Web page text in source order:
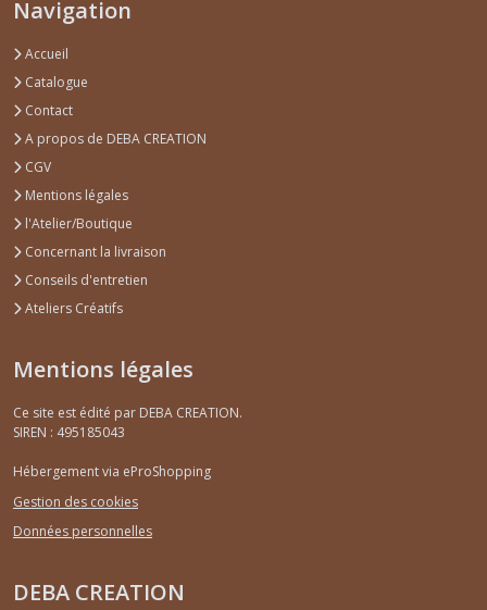
Navigation
Accueil
Catalogue
Contact
A propos de DEBA CREATION
CGV
Mentions légales
l'Atelier/Boutique
Concernant la livraison
Conseils d'entretien
Ateliers Créatifs
Mentions légales
Ce site est édité par DEBA CREATION.
SIREN : 495185043
Hébergement via eProShopping
Gestion des cookies
Données personnelles
DEBA CREATION